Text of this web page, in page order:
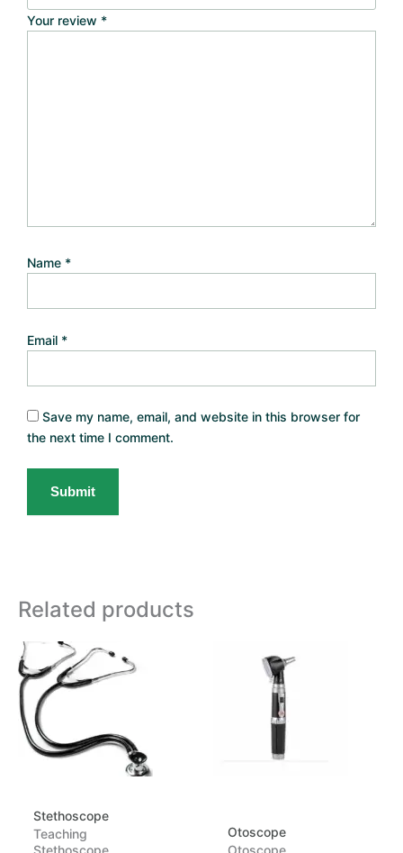
Your review *
Name *
Email *
Save my name, email, and website in this browser for
the next time I comment.
Related products
Stethoscope
Teaching
Otoscope